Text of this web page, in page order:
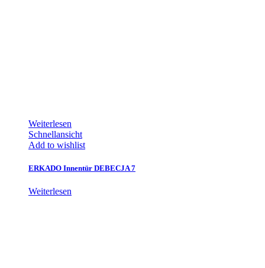
Weiterlesen
Schnellansicht
Add to wishlist
ERKADO Innentür DEBECJA 7
Weiterlesen